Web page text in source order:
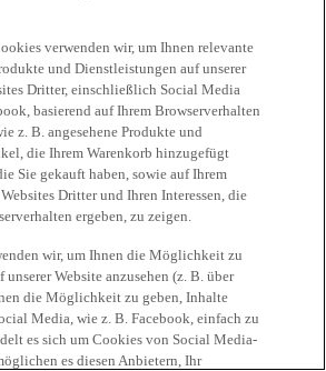
verwenden wir, um Ihnen relevante
und Dienstleistungen auf unserer
Dritter, einschließlich Social Media
basierend auf Ihrem Browserverhalten
z. B. angesehene Produkte und
die Ihrem Warenkorb hinzugefügt
Sie gekauft haben, sowie auf Ihrem
Dritter und Ihren Interessen, die
ergeben, zu zeigen.
wir, um Ihnen die Möglichkeit zu
unserer Website anzusehen (z. B. über
die Möglichkeit zu geben, Inhalte
Media, wie z. B. Facebook, einfach zu
es sich um Cookies von Social Media-
es diesen Anbietern, Ihr